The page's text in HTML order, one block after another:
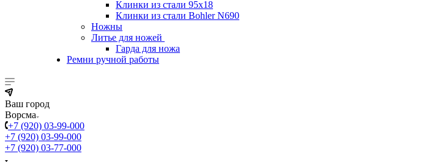
Клинки из стали 95х18
Клинки из стали Bohler N690
Ножны
Литье для ножей
Гарда для ножа
Ремни ручной работы
Ваш город
Ворсма
+7 (920) 03-99-000
+7 (920) 03-99-000
+7 (920) 03-77-000